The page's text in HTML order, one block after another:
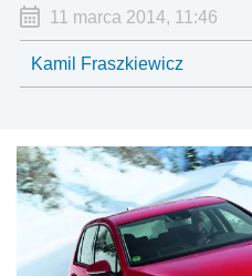
11 marca 2014, 11:46
Kamil Fraszkiewicz